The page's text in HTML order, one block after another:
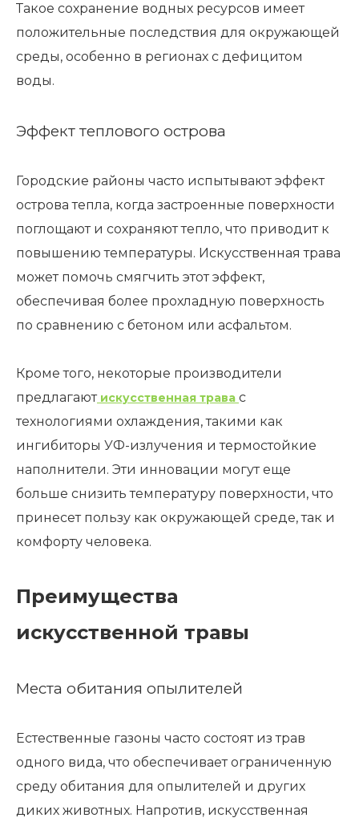
Такое сохранение водных ресурсов имеет
положительные последствия для окружающей
среды, особенно в регионах с дефицитом
воды.
Эффект теплового острова
Городские районы часто испытывают эффект
острова тепла, когда застроенные поверхности
поглощают и сохраняют тепло, что приводит к
повышению температуры. Искусственная трава
может помочь смягчить этот эффект,
обеспечивая более прохладную поверхность
по сравнению с бетоном или асфальтом.
Кроме того, некоторые производители
предлагаютискусственная трава с
технологиями охлаждения, такими как
ингибиторы УФ-излучения и термостойкие
наполнители. Эти инновации могут еще
больше снизить температуру поверхности, что
принесет пользу как окружающей среде, так и
комфорту человека.
Преимущества
искусственной травы
Места обитания опылителей
Естественные газоны часто состоят из трав
одного вида, что обеспечивает ограниченную
среду обитания для опылителей и других
диких животных. Напротив, искусственная